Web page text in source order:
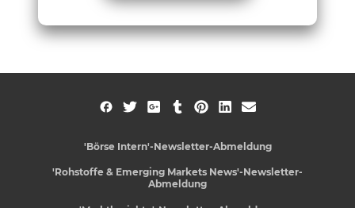
'Börse Intern'-Newsletter-Abmeldung
'Rohstoffe & Emerging Markets News'-Newsletter-
Abmeldung